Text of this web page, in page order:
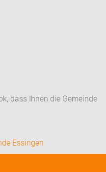
dass Ihnen die Gemeinde
Essingen